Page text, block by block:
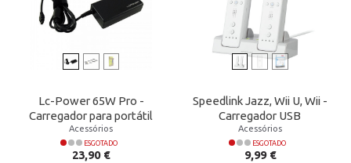
Lc-Power 65W Pro -
Carregador para portátil
Acessórios
ESGOTADO
Preço
23,90 €
Speedlink Jazz, Wii U, Wii -
Carregador USB
Acessórios
ESGOTADO
Preço
9,99 €